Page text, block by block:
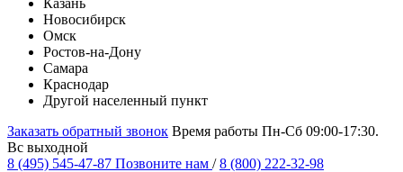
Казань
Новосибирск
Омск
Ростов-на-Дону
Самара
Краснодар
Другой населенный пункт
Заказать обратный звонок Время работы Пн-Сб 09:00-17:30.
Вс выходной
8 (495) 545-47-87 Позвоните нам / 8 (800) 222-32-98